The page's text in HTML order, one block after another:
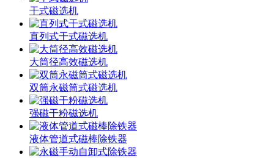
干式磁选机
直列式干式磁选机
大筒径高效磁选机
双筒永磁筒式磁选机
强磁干粉磁选机
液体管道式磁棒除铁器